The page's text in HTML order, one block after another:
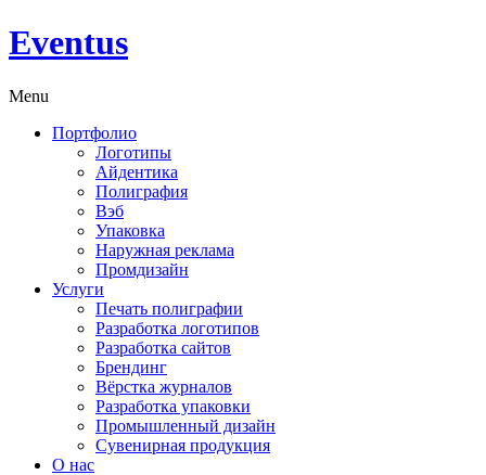
Eventus
Menu
Портфолио
Логотипы
Айдентика
Полиграфия
Вэб
Упаковка
Наружная реклама
Промдизайн
Услуги
Печать полиграфии
Разработка логотипов
Разработка сайтов
Брендинг
Вёрстка журналов
Разработка упаковки
Промышленный дизайн
Сувенирная продукция
О нас